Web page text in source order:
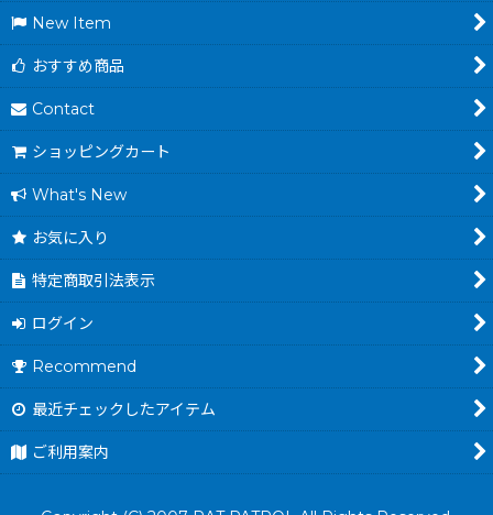
New Item
おすすめ商品
Contact
ショッピングカート
What's New
お気に入り
特定商取引法表示
ログイン
Recommend
最近チェックしたアイテム
ご利用案内